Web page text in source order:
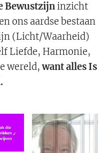
Bewustzijninzicht
ons aardse bestaan
(Licht/Waarheid)
Liefde, Harmonie,
wereld,want alles Is